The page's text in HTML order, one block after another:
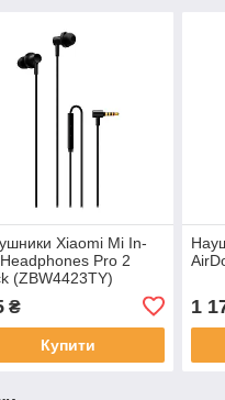
Xiaomi Mi In-
Pro 2
(ZBW4423TY)
₴
Купити
1